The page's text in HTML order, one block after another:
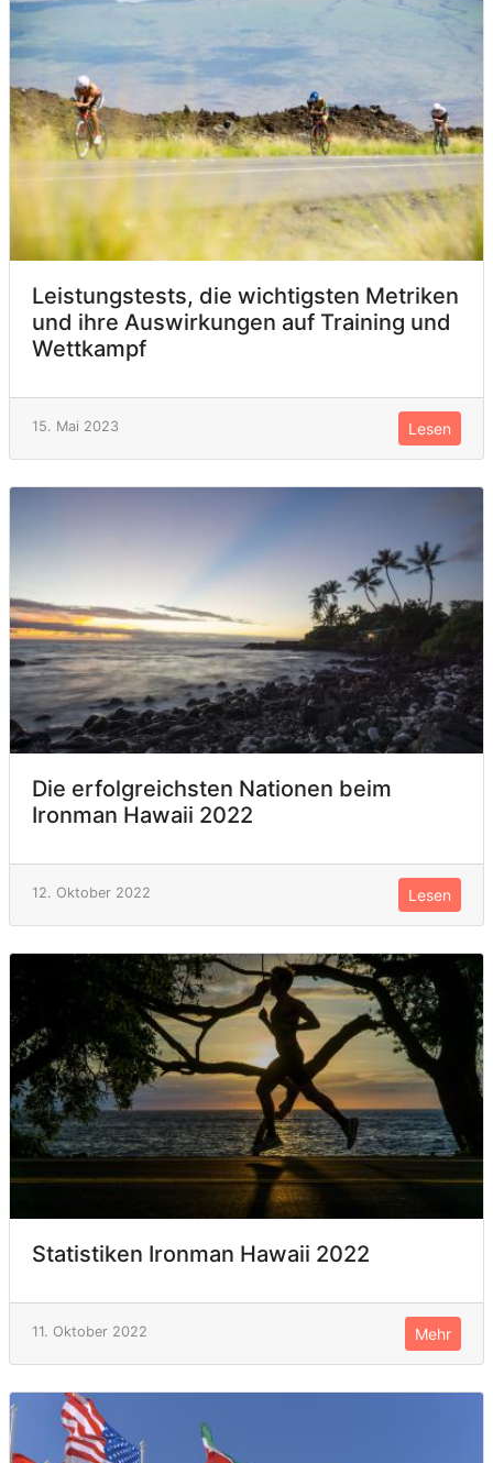
Leistungstests, die wichtigsten Metriken
und ihre Auswirkungen auf Training und
Wettkampf
15. Mai 2023 Lesen
Die erfolgreichsten Nationen beim
Ironman Hawaii 2022
12. Oktober 2022 Lesen
Statistiken Ironman Hawaii 2022
11. Oktober 2022 Mehr